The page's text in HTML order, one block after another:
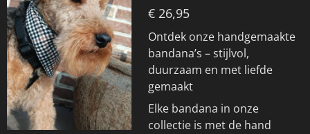
€ 26,95
Ontdek onze handgemaakte
bandana’s – stijlvol,
duurzaam en met liefde
gemaakt
Elke bandana in onze
collectie is met de hand